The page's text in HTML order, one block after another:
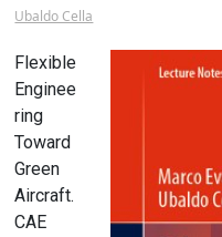
Ubaldo Cella
Flexible
Enginee
ring
Toward
Green
Aircraft.
CAE